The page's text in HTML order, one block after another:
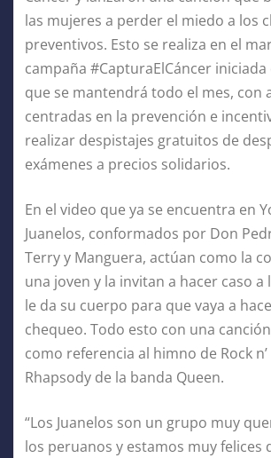
las mujeres a perder el miedo a los
preventivos. Esto se realiza en el
campaña #CapturaElCáncer
que se mantendrá todo el mes, con
centradas en la prevención e
realizar despistajes gratuitos de
exámenes a precios solidarios.
En el video que ya se encuentra en
Juanelos, conformados por Don
Terry y Manguera, actúan como la
una joven y la invitan a hacer caso a
le da su cuerpo para que vaya a
chequeo. Todo esto con una
como referencia al himno de Rock
Rhapsody de la banda Queen.
“Los Juanelos son un grupo muy
los peruanos y estamos muy felices